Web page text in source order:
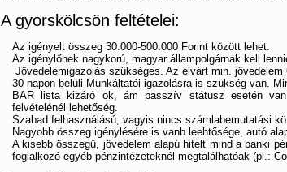
A gyorskölcsön feltételei:
Az igényelt összeg 30.000-500.000 Forint között lehet.
Az igénylőnek nagykorú, magyar állampolgárnak kell
Jövedelemigazolás szükséges. Az elvárt min.
30 napon belüli Munkáltatói igazolásra is szükség van.
BAR lista kizáró ok, ám passzív státusz esetén
felvételénél lehetőség.
Szabad felhasználású, vagyis nincs számlabemutatási
Nagyobb összeg igénylésére is vanb leehtősége, autó
A kisebb összegű, jövedelem alapú hitelt mind a banki
foglalkozó egyéb pénzintézeteknél megtalálhatóak (pl.: